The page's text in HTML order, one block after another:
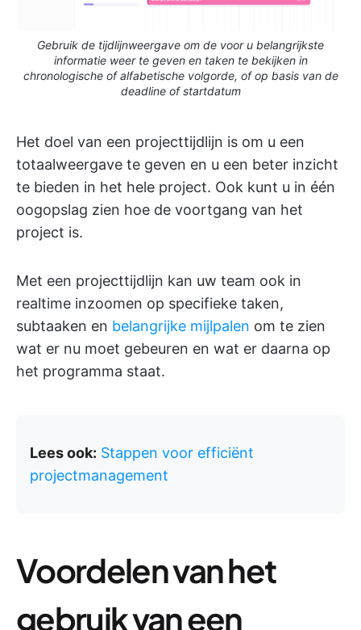
Gebruik de tijdlijnweergave om de voor u belangrijkste
informatie weer te geven en taken te bekijken in
chronologische of alfabetische volgorde, of op basis van de
deadline of startdatum
Het doel van een projecttijdlijn is om u een
totaalweergave te geven en u een beter inzicht
te bieden in het hele project. Ook kunt u in één
oogopslag zien hoe de voortgang van het
project is.
Met een projecttijdlijn kan uw team ook in
realtime inzoomen op specifieke taken,
subtaaken en belangrijke mijlpalen om te zien
wat er nu moet gebeuren en wat er daarna op
het programma staat.
Lees ook: Stappen voor efficiënt
projectmanagement
Voordelen van het
gebruik van een